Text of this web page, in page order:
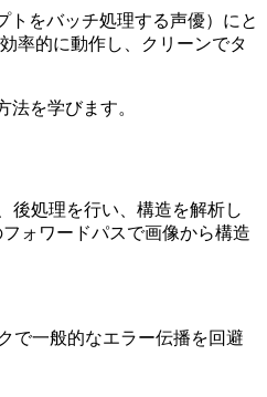
をバッチ処理する声優）にと
率的に動作し、クリーンでタ
を学びます。
後処理を行い、構造を解析し
ォワードパスで画像から構造
で一般的なエラー伝播を回避